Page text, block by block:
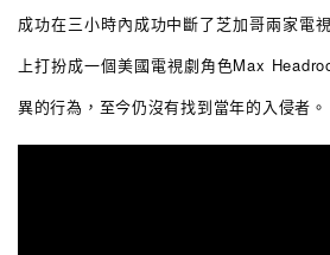
成功在三小時內成功中斷了芝加哥兩家電
上打扮成一個美國電視劇角色Max
異的行為，至今仍沒有找到當年的入侵者。